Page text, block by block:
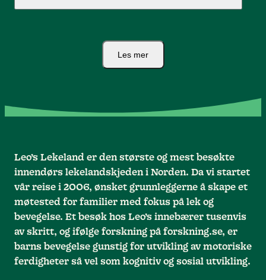
Les mer
Leo’s Lekeland er den største og mest besøkte
innendørs lekelandskjeden i Norden. Da vi startet
vår reise i 2006, ønsket grunnleggerne å skape et
møtested for familier med fokus på lek og
bevegelse. Et besøk hos Leo’s innebærer tusenvis
av skritt, og ifølge forskning på forskning.se, er
barns bevegelse gunstig for utvikling av motoriske
ferdigheter så vel som kognitiv og sosial utvikling.